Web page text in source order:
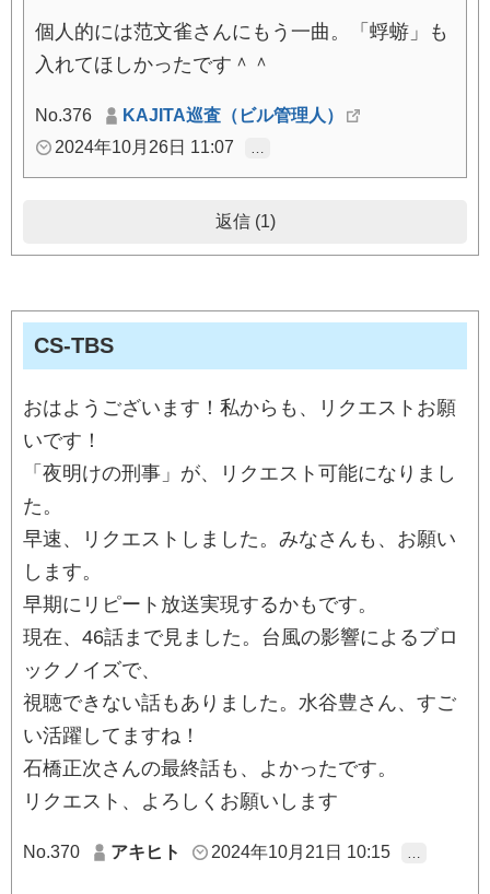
個人的には范文雀さんにもう一曲。「蜉蝣」も
入れてほしかったです＾＾
No.376
KAJITA巡査（ビル管理人）
2024年10月26日 11:07
返信 (1)
CS-TBS
おはようございます！私からも、リクエストお願
いです！
「夜明けの刑事」が、リクエスト可能になりまし
た。
早速、リクエストしました。みなさんも、お願い
します。
早期にリピート放送実現するかもです。
現在、46話まで見ました。台風の影響によるブロ
ックノイズで、
視聴できない話もありました。水谷豊さん、すご
い活躍してますね！
石橋正次さんの最終話も、よかったです。
リクエスト、よろしくお願いします
No.370 アキヒト 2024年10月21日 10:15